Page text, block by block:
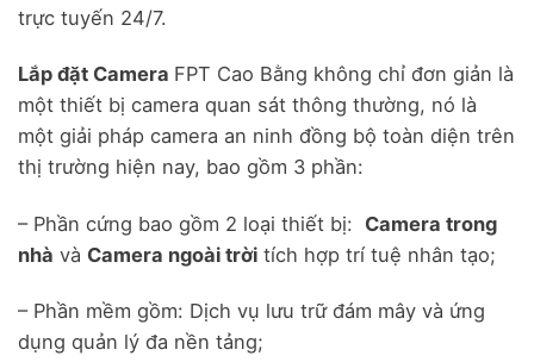
trực tuyến 24/7.
Lắp đặt Camera FPT Cao Bằng không chỉ đơn giản là
một thiết bị camera quan sát thông thường, nó là
một giải pháp camera an ninh đồng bộ toàn diện trên
thị trường hiện nay, bao gồm 3 phần:
– Phần cứng bao gồm 2 loại thiết bị: Camera trong
nhà và Camera ngoài trời tích hợp trí tuệ nhân tạo;
– Phần mềm gồm: Dịch vụ lưu trữ đám mây và ứng
dụng quản lý đa nền tảng;